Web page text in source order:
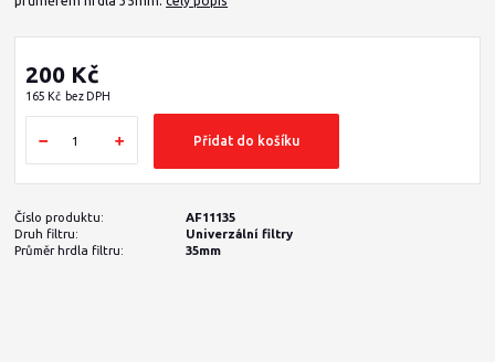
200 Kč
165 Kč bez DPH
Přidat do košíku
Číslo produktu:
AF11135
Druh filtru:
Univerzální filtry
Průměr hrdla filtru:
35mm